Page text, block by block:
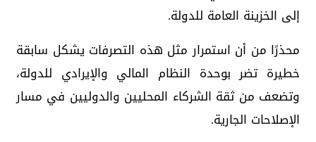
إلى الخزينة العامة للدولة.
محذرًا من أن استمرار مثل هذه التصرفات يشكل سابقة
خطيرة تضر بوحدة النظام المالي والإيرادي للدولة،
وتضعف من ثقة الشركاء المحليين والدوليين في مسار
الإصلاحات الجارية.